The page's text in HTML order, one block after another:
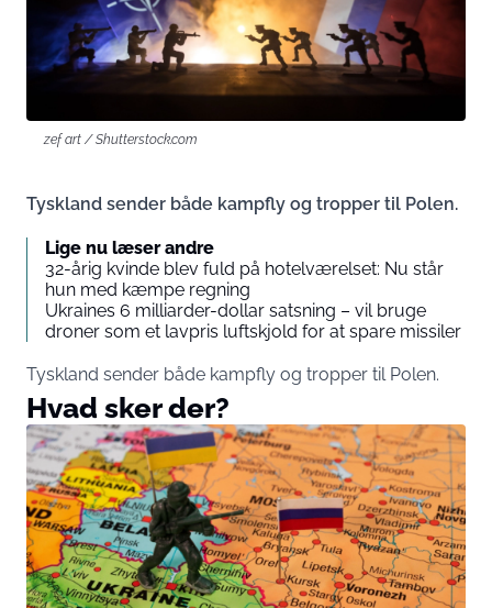
zef art / Shutterstock.com
Tyskland sender både kampfly og tropper til Polen.
Lige nu læser andre
32-årig kvinde blev fuld på hotelværelset: Nu står
hun med kæmpe regning
Ukraines 6 milliarder-dollar satsning – vil bruge
droner som et lavpris luftskjold for at spare missiler
Tyskland sender både kampfly og tropper til Polen.
Hvad sker der?